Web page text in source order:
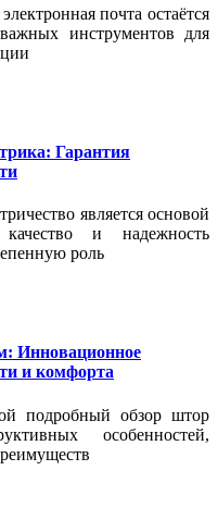
почта остаётся
инструментов для
Гарантия
является основой
и надежность
роль
Инновационное
и комфорта
подробный обзор штор
особенностей,